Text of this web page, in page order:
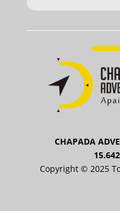
CHAPADA
Copyright © 2025